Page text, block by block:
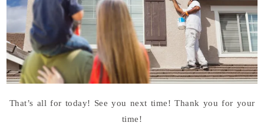
That’s all for today! See you next time! Thank you for your
time!